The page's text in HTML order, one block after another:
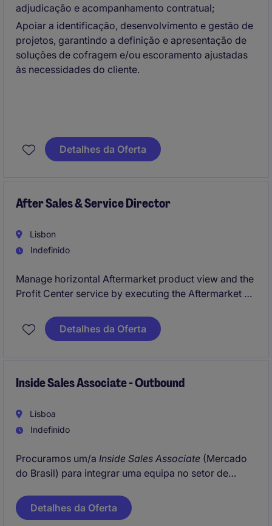
adjudicação e acompanhamento contratual;
Apoiar a identificação, desenvolvimento e gestão de
projetos, garantindo a definição e apresentação de
soluções de cofragem e/ou escoramento ajustadas
às necessidades do cliente.
Detalhes da Oferta
After Sales & Service Director
Lisbon
Indefinido
Manage horizontal Aftermarket product view and the
Profit Center service by executing the Aftermarket &
Drive Aftermarket & Service as a role model for
'indirect' ALGs within the region.
Detalhes da Oferta
Inside Sales Associate - Outbound
Lisboa
Indefinido
Procuramos um/a Inside Sales Associate (Mercado
do Brasil) para integrar uma equipa no setor de
essencial no atendimento ao cliente e na gestão de
vendas outbound, adotando uma abordagem
Detalhes da Oferta